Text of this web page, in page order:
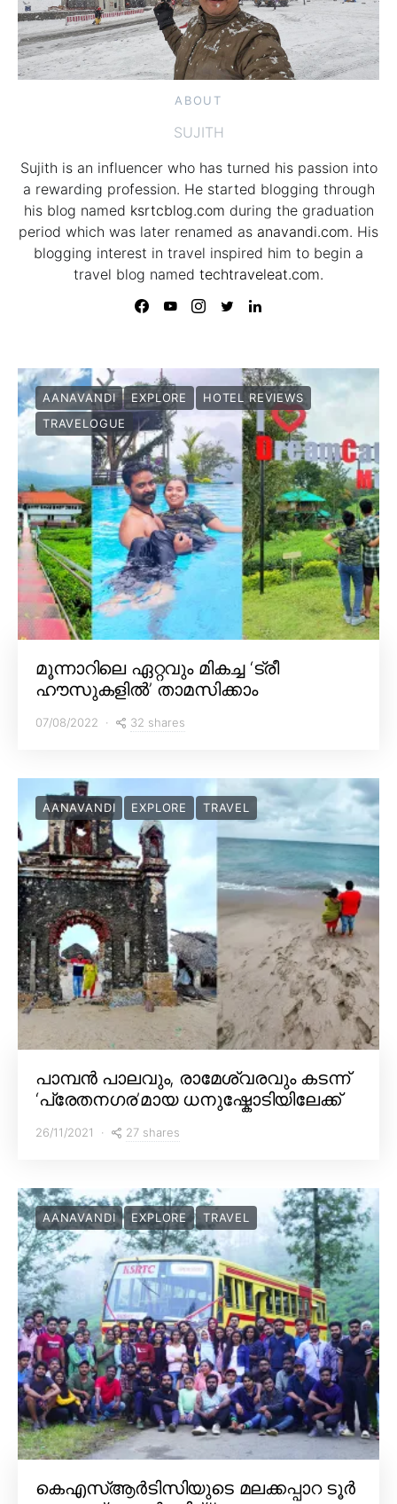
ABOUT
SUJITH
Sujith is an influencer who has turned his passion into
a rewarding profession. He started blogging through
his blog named ksrtcblog.com during the graduation
period which was later renamed as anavandi.com. His
blogging interest in travel inspired him to begin a
travel blog named techtraveleat.com.
AANAVANDI EXPLORE
HOTEL REVIEWS
TRAVELOGUE
മൂന്നാറിലെ ഏറ്റവും മികച്ച ‘ട്രീ
ഹൗസുകളിൽ’ താമസിക്കാം
07/08/2022 32 shares
AANAVANDI EXPLORE TRAVEL
പാമ്പൻ പാലവും, രാമേശ്വരവും കടന്ന്
‘പ്രേതനഗര’മായ ധനുഷ്കോടിയിലേക്ക്
26/11/2021 27 shares
AANAVANDI EXPLORE TRAVEL
കെഎസ്ആർടിസിയുടെ മലക്കപ്പാറ ടൂർ